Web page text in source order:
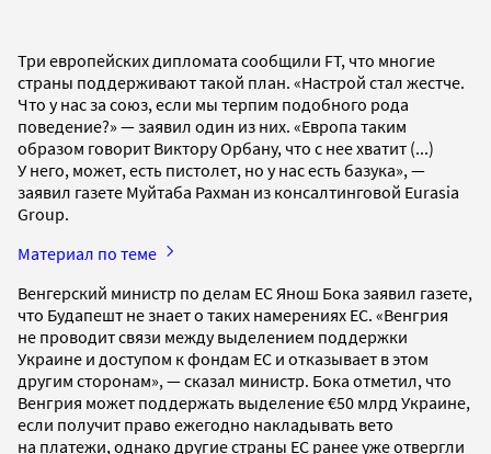
Три европейских дипломата сообщили FT, что многие
страны поддерживают такой план. «Настрой стал жестче.
Что у нас за союз, если мы терпим подобного рода
поведение?» — заявил один из них. «Европа таким
образом говорит Виктору Орбану, что с нее хватит (...)
У него, может, есть пистолет, но у нас есть базука», —
заявил газете Муйтаба Рахман из консалтинговой Eurasia
Group.
Материал по теме
Венгерский министр по делам ЕС Янош Бока заявил газете,
что Будапешт не знает о таких намерениях ЕС. «Венгрия
не проводит связи между выделением поддержки
Украине и доступом к фондам ЕС и отказывает в этом
другим сторонам», — сказал министр. Бока отметил, что
Венгрия может поддержать выделение €50 млрд Украине,
если получит право ежегодно накладывать вето
на платежи, однако другие страны ЕС ранее уже отвергли